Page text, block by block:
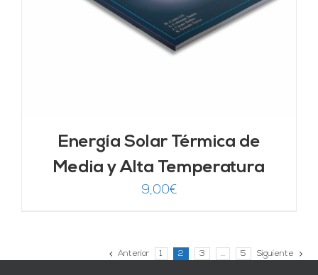
Energía Solar Térmica de
Media y Alta Temperatura
9,00€
Anterior 1 2 3 … 5 Siguiente